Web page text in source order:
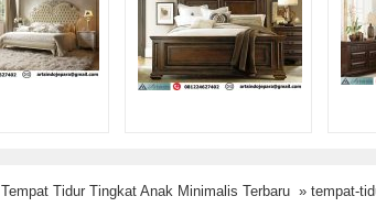
Tempat Tidur Tingkat Anak Minimalis Terbaru » tempat-